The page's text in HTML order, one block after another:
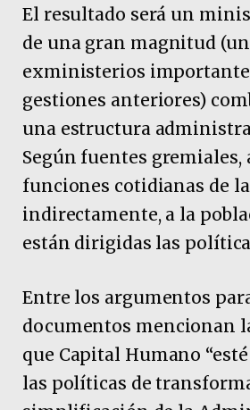
El resultado será un
de una gran magnitud
exministerios
gestiones anteriores)
una estructura
Según fuentes gremiales,
funciones cotidianas de
indirectamente, a la
están dirigidas las
Entre los argumentos
documentos mencionan
que Capital Humano
las políticas de